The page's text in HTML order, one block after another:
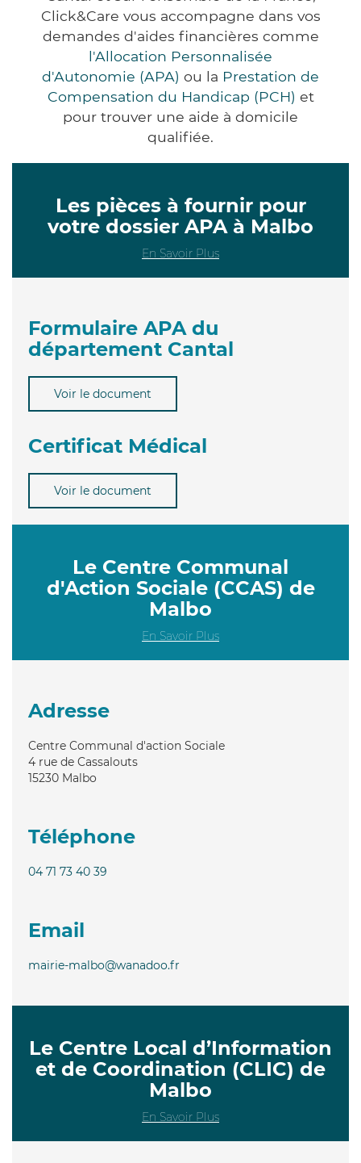
Click&Care vous accompagne dans vos
demandes d'aides financières comme
l'Allocation Personnalisée
d'Autonomie (APA) ou la Prestation de
Compensation du Handicap (PCH) et
pour trouver une aide à domicile
qualifiée.
Les pièces à fournir pour
votre dossier APA à Malbo
En Savoir Plus
Formulaire APA du
département Cantal
Voir le document
Certificat Médical
Voir le document
Le Centre Communal
d'Action Sociale (CCAS) de
Malbo
En Savoir Plus
Adresse
Centre Communal d'action Sociale
4 rue de Cassalouts
15230 Malbo
Téléphone
04 71 73 40 39
Email
mairie-malbo@wanadoo.fr
Le Centre Local d’Information
et de Coordination (CLIC) de
Malbo
En Savoir Plus